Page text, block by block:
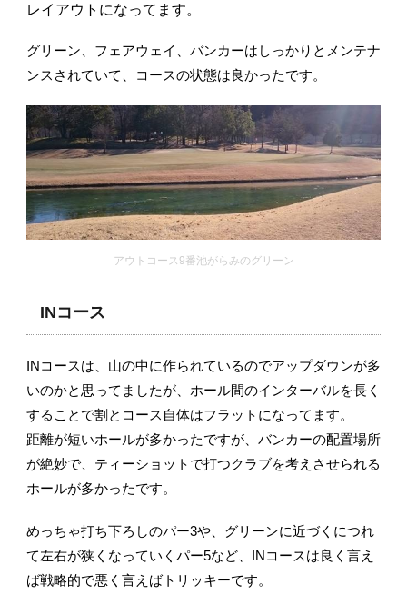
レイアウトになってます。
グリーン、フェアウェイ、バンカーはしっかりとメンテナ
ンスされていて、コースの状態は良かったです。
アウトコース9番池がらみのグリーン
INコース
INコースは、山の中に作られているのでアップダウンが多
いのかと思ってましたが、ホール間のインターバルを長く
することで割とコース自体はフラットになってます。
距離が短いホールが多かったですが、バンカーの配置場所
が絶妙で、ティーショットで打つクラブを考えさせられる
ホールが多かったです。
めっちゃ打ち下ろしのパー3や、グリーンに近づくにつれ
て左右が狭くなっていくパー5など、INコースは良く言え
ば戦略的で悪く言えばトリッキーです。